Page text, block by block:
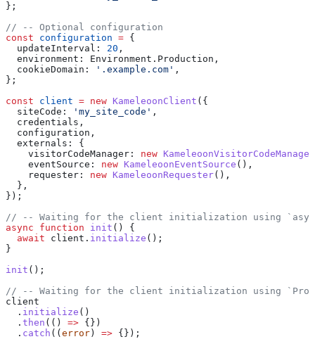
};
// -- Optional configuration
const configuration = {
  updateInterval:
20 ,
  environment:
Environment . Production ,
  cookieDomain:
'.example.com' ,
};
const client = new KameleoonClient ({
  siteCode:
'my_site_code' ,
  credentials
,
  configuration
,
  externals:
{
    visitorCodeManager:
new KameleoonVisitorCodeManager
    eventSource:
new KameleoonEventSource (),
    requester:
new KameleoonRequester(),
  },
});
// -- Waiting for the client initialization using
async function init () {
  await
client . initialize ();
}
init ();
// -- Waiting for the client initialization using
client
  .
initialize ()
  .
then (() => {})
  .
catch (( error ) => {});